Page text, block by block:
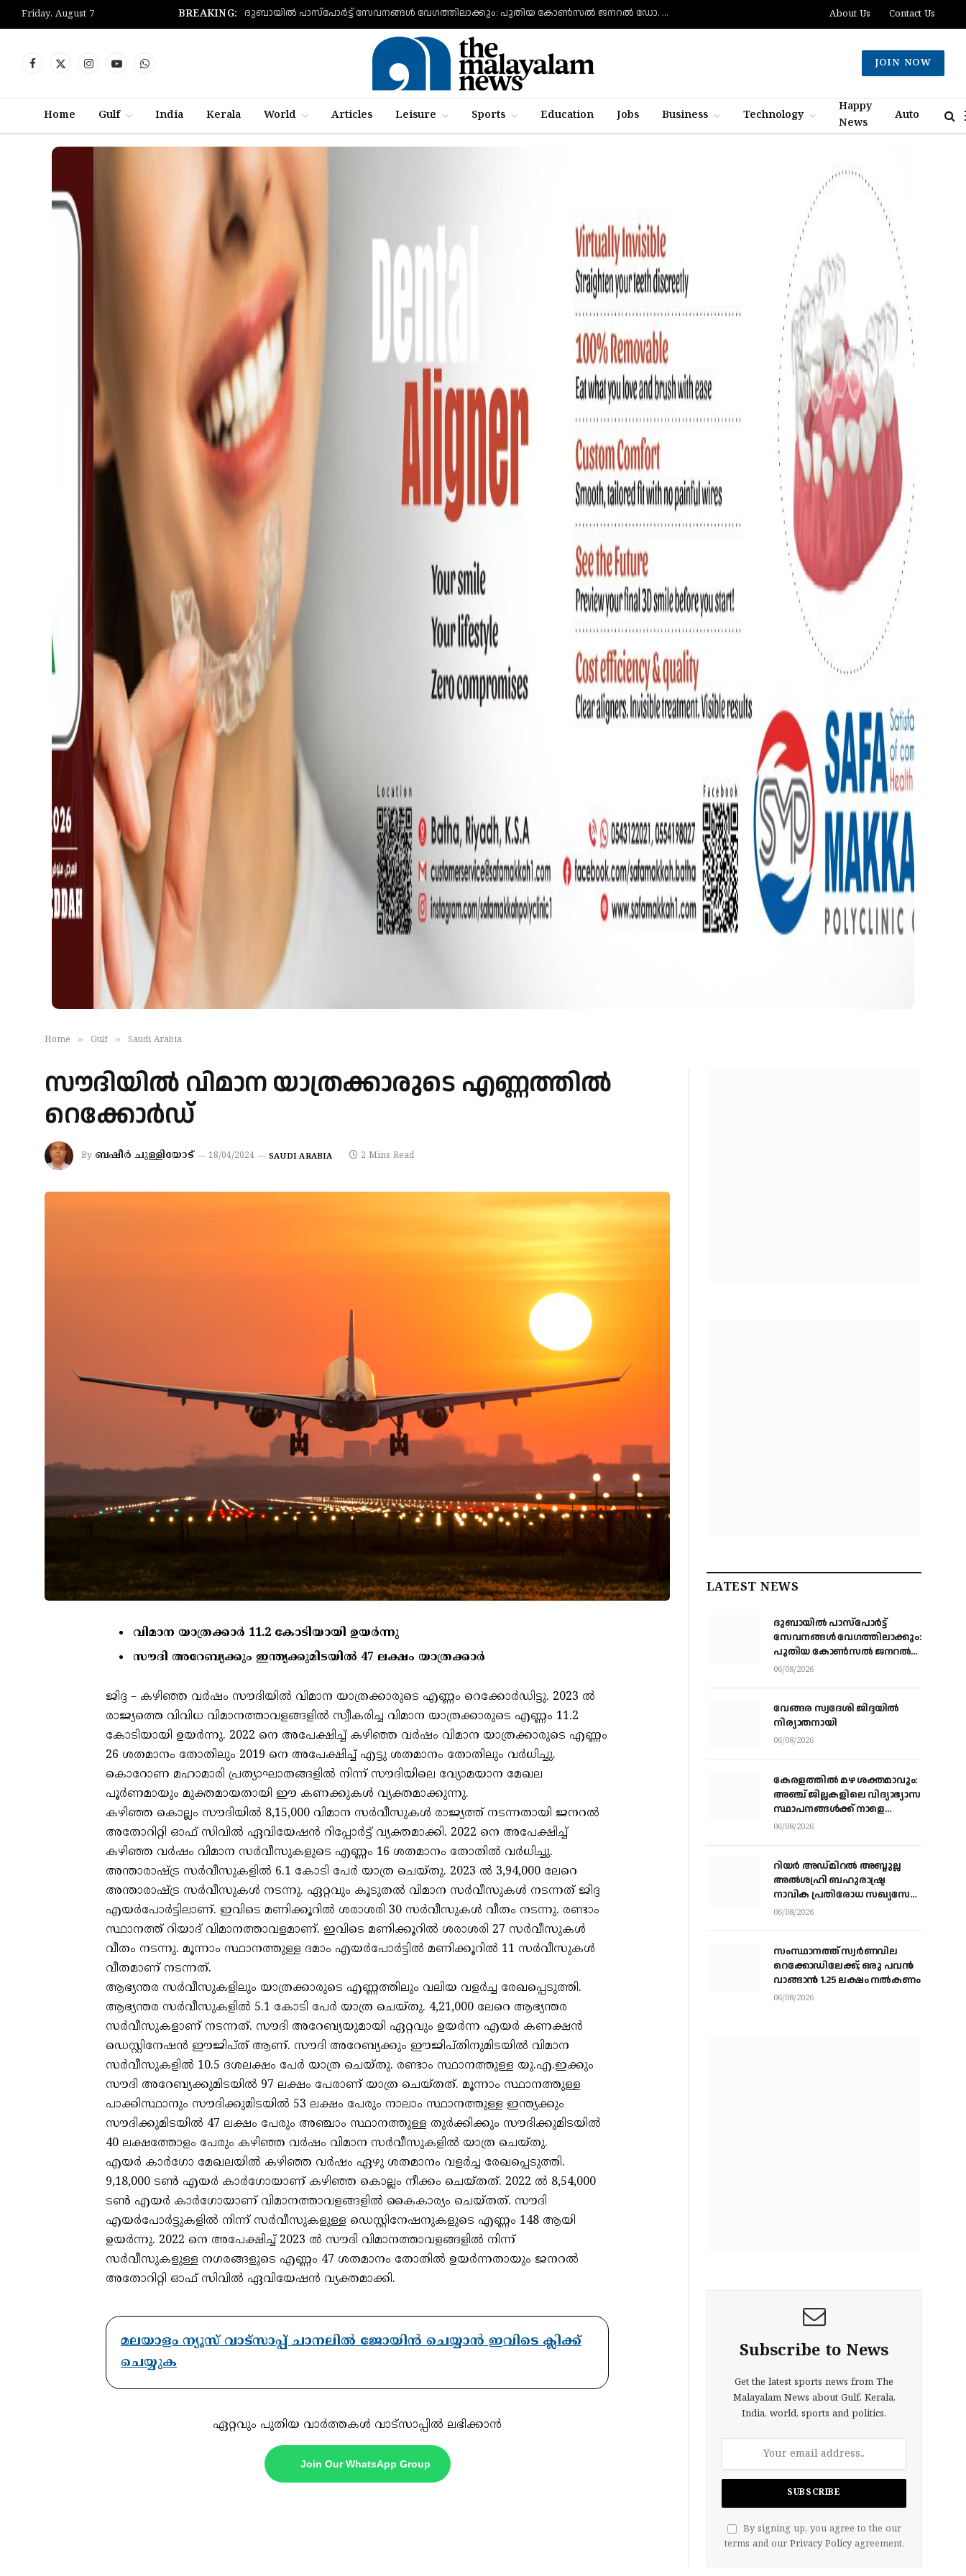
Friday, August 7 BREAKING: ദുബായിൽ പാസ്‌പോർട്ട് സേവനങ്ങൾ വേഗത്തിലാക്കും: പുതിയ കോൺസൽ ജനറൽ ഡോ. ഇ. വിഷ്ണുവർധൻ റെഡ്ഡി About Us Contact Us
Facebook
X
InstagramYouTubeWhatsApp
JOIN NOW
Home Gulf India Kerala World Articles Leisure Sports Education Jobs Business Technology
Happy
News
Auto
Home » Gulf » Saudi Arabia
സൗദിയിൽ വിമാന യാത്രക്കാരുടെ എണ്ണത്തില്‍
റെക്കോര്‍ഡ്
By ബഷീർ ചുള്ളിയോട് 18/04/2024 SAUDI ARABIA 2 Mins Read
വിമാന യാത്രക്കാര്‍ 11.2 കോടിയായി ഉയര്‍ന്നു
സൗദി അറേബ്യക്കും ഇന്ത്യക്കുമിടയില്‍ 47 ലക്ഷം യാത്രക്കാര്‍
ജിദ്ദ – കഴിഞ്ഞ വര്‍ഷം സൗദിയില്‍ വിമാന യാത്രക്കാരുടെ എണ്ണം റെക്കോര്‍ഡിട്ടു. 2023 ല്‍
രാജ്യത്തെ വിവിധ വിമാനത്താവളങ്ങളില്‍ സ്വീകരിച്ച വിമാന യാത്രക്കാരുടെ എണ്ണം 11.2
കോടിയായി ഉയര്‍ന്നു. 2022 നെ അപേക്ഷിച്ച് കഴിഞ്ഞ വര്‍ഷം വിമാന യാത്രക്കാരുടെ എണ്ണം
26 ശതമാനം തോതിലും 2019 നെ അപേക്ഷിച്ച് എട്ടു ശതമാനം തോതിലും വര്‍ധിച്ചു.
കൊറോണ മഹാമാരി പ്രത്യാഘാതങ്ങളില്‍ നിന്ന് സൗദിയിലെ വ്യോമയാന മേഖല
പൂര്‍ണമായും മുക്തമായതായി ഈ കണക്കുകള്‍ വ്യക്തമാക്കുന്നു.
കഴിഞ്ഞ കൊല്ലം സൗദിയില്‍ 8,15,000 വിമാന സര്‍വീസുകള്‍ രാജ്യത്ത് നടന്നതായി ജനറല്‍
അതോറിറ്റി ഓഫ് സിവില്‍ ഏവിയേഷന്‍ റിപ്പോര്‍ട്ട് വ്യക്തമാക്കി. 2022 നെ അപേക്ഷിച്ച്
കഴിഞ്ഞ വര്‍ഷം വിമാന സര്‍വീസുകളുടെ എണ്ണം 16 ശതമാനം തോതില്‍ വര്‍ധിച്ചു.
അന്താരാഷ്ട്ര സര്‍വീസുകളില്‍ 6.1 കോടി പേര്‍ യാത്ര ചെയ്തു. 2023 ല്‍ 3,94,000 ലേറെ
അന്താരാഷ്ട്ര സര്‍വീസുകള്‍ നടന്നു. ഏറ്റവും കൂടുതല്‍ വിമാന സര്‍വീസുകള്‍ നടന്നത് ജിദ്ദ
എയര്‍പോര്‍ട്ടിലാണ്. ഇവിടെ മണിക്കൂറില്‍ ശരാശരി 30 സര്‍വീസുകള്‍ വീതം നടന്നു. രണ്ടാം
സ്ഥാനത്ത് റിയാദ് വിമാനത്താവളമാണ്. ഇവിടെ മണിക്കൂറില്‍ ശരാശരി 27 സര്‍വീസുകള്‍
വീതം നടന്നു. മൂന്നാം സ്ഥാനത്തുള്ള ദമാം എയര്‍പോര്‍ട്ടില്‍ മണിക്കൂറില്‍ 11 സര്‍വീസുകള്‍
വീതമാണ് നടന്നത്.
ആഭ്യന്തര സര്‍വീസുകളിലും യാത്രക്കാരുടെ എണ്ണത്തിലും വലിയ വളര്‍ച്ച രേഖപ്പെടുത്തി.
ആഭ്യന്തര സര്‍വീസുകളില്‍ 5.1 കോടി പേര്‍ യാത്ര ചെയ്തു. 4,21,000 ലേറെ ആഭ്യന്തര
സര്‍വീസുകളാണ് നടന്നത്. സൗദി അറേബ്യയുമായി ഏറ്റവും ഉയര്‍ന്ന എയര്‍ കണക്ഷന്‍
ഡെസ്റ്റിനേഷന്‍ ഈജിപ്ത് ആണ്. സൗദി അറേബ്യക്കും ഈജിപ്തിനുമിടയില്‍ വിമാന
സര്‍വീസുകളില്‍ 10.5 ദശലക്ഷം പേര്‍ യാത്ര ചെയ്തു. രണ്ടാം സ്ഥാനത്തുള്ള യു.എ.ഇക്കും
സൗദി അറേബ്യക്കുമിടയില്‍ 97 ലക്ഷം പേരാണ് യാത്ര ചെയ്തത്. മൂന്നാം സ്ഥാനത്തുള്ള
പാക്കിസ്ഥാനും സൗദിക്കുമിടയില്‍ 53 ലക്ഷം പേരും നാലാം സ്ഥാനത്തുള്ള ഇന്ത്യക്കും
സൗദിക്കുമിടയില്‍ 47 ലക്ഷം പേരും അഞ്ചാം സ്ഥാനത്തുള്ള തുര്‍ക്കിക്കും സൗദിക്കുമിടയില്‍
40 ലക്ഷത്തോളം പേരും കഴിഞ്ഞ വര്‍ഷം വിമാന സര്‍വീസുകളില്‍ യാത്ര ചെയ്തു.
എയര്‍ കാര്‍ഗോ മേഖലയില്‍ കഴിഞ്ഞ വര്‍ഷം ഏഴു ശതമാനം വളര്‍ച്ച രേഖപ്പെടുത്തി.
9,18,000 ടണ്‍ എയര്‍ കാര്‍ഗോയാണ് കഴിഞ്ഞ കൊല്ലം നീക്കം ചെയ്തത്. 2022 ല്‍ 8,54,000
ടണ്‍ എയര്‍ കാര്‍ഗോയാണ് വിമാനത്താവളങ്ങളില്‍ കൈകാര്യം ചെയ്തത്. സൗദി
എയര്‍പോര്‍ട്ടുകളില്‍ നിന്ന് സര്‍വീസുകളുള്ള ഡെസ്റ്റിനേഷനുകളുടെ എണ്ണം 148 ആയി
ഉയര്‍ന്നു. 2022 നെ അപേക്ഷിച്ച് 2023 ല്‍ സൗദി വിമാനത്താവളങ്ങളില്‍ നിന്ന്
സര്‍വീസുകളുള്ള നഗരങ്ങളുടെ എണ്ണം 47 ശതമാനം തോതില്‍ ഉയര്‍ന്നതായും ജനറല്‍
അതോറിറ്റി ഓഫ് സിവില്‍ ഏവിയേഷന്‍ വ്യക്തമാക്കി.
മലയാളം ന്യൂസ് വാട്സാപ്പ് ചാനലിൽ ജോയിൻ ചെയ്യാൻ ഇവിടെ ക്ലിക്ക്
ചെയ്യുക
ഏറ്റവും പുതിയ വാർത്തകൾ വാട്സാപ്പിൽ ലഭിക്കാൻ
Join Our WhatsApp Group
LATEST NEWS
ദുബായിൽ പാസ്‌പോർട്ട്
സേവനങ്ങൾ വേഗത്തിലാക്കും:
പുതിയ കോൺസൽ ജനറൽ
ഡോ. ഇ. വിഷ്ണുവർധൻ
06/08/2026
വേങ്ങര സ്വദേശി ജിദ്ദയിൽ
നിര്യാതനായി
06/08/2026
കേരളത്തില്‍ മഴ ശക്തമാവും:
അഞ്ച് ജില്ലകളിലെ വിദ്യാഭ്യാസ
സ്ഥാപനങ്ങള്‍ക്ക് നാളെ
അവധി
06/08/2026
റിയര്‍ അഡ്മിറല്‍ അബ്ദുല്ല
അല്‍ശഹ്രി ബഹുരാഷ്ട്ര
നാവിക പ്രതിരോധ സഖ്യസേന
കമാന്‍ഡര്‍
06/08/2026
സംസ്ഥാനത്ത് സ്വര്‍ണവില
റെക്കോഡിലേക്ക്; ഒരു പവന്‍
വാങ്ങാന്‍ 1.25 ലക്ഷം നല്‍കണം
06/08/2026
Subscribe to News
Get the latest sports news from The
Malayalam News about Gulf, Kerala,
India, world, sports and politics.
By signing up, you agree to the our
terms and our Privacy Policyagreement.